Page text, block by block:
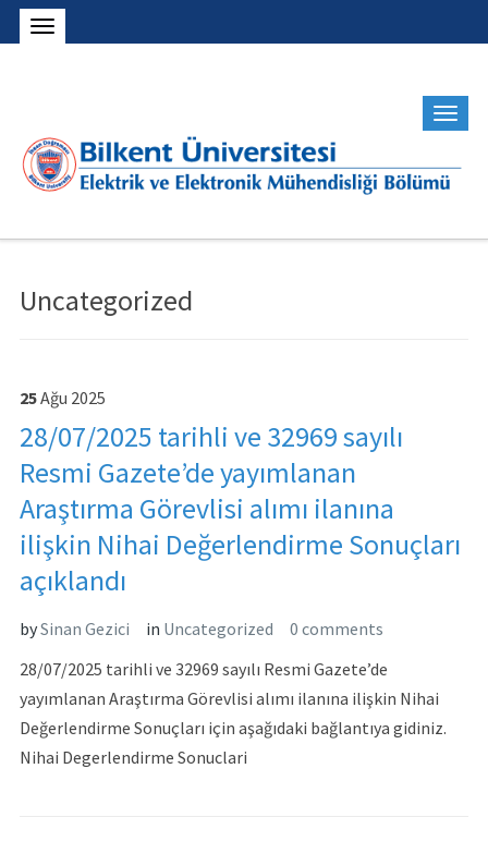
Uncategorized
25Ağu 2025
28/07/2025 tarihli ve 32969 sayılı
Resmi Gazete’de yayımlanan
Araştırma Görevlisi alımı ilanına
ilişkin Nihai Değerlendirme Sonuçları
açıklandı
bySinan Gezici in Uncategorized
0 comments
28/07/2025 tarihli ve 32969 sayılı Resmi Gazete’de
yayımlanan Araştırma Görevlisi alımı ilanına ilişkin Nihai
Değerlendirme Sonuçları için aşağıdaki bağlantıya gidiniz.
Nihai Degerlendirme Sonuclari